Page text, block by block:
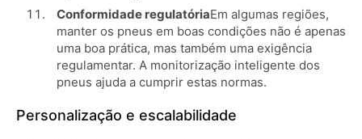
Conformidade regulatóriaEm algumas regiões,
manter os pneus em boas condições não é apenas
uma boa prática, mas também uma exigência
regulamentar. A monitorização inteligente dos
pneus ajuda a cumprir estas normas.
Personalização e escalabilidade